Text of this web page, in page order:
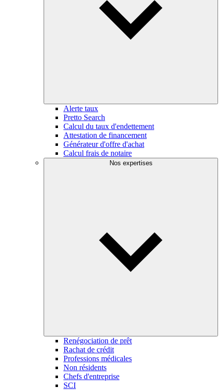
Alerte taux
Pretto Search
Calcul du taux d'endettement
Attestation de financement
Générateur d'offre d'achat
Calcul frais de notaire
Nos expertises
Renégociation de prêt
Rachat de crédit
Professions médicales
Non résidents
Chefs d'entreprise
SCI